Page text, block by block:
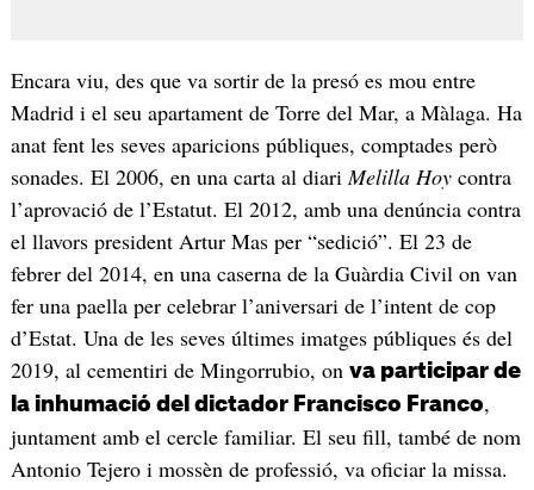
Encara viu, des que va sortir de la presó es mou entre
Madrid i el seu apartament de Torre del Mar, a Màlaga. Ha
anat fent les seves aparicions públiques, comptades però
sonades. El 2006, en una carta al diariMelilla Hoycontra
l’aprovació de l’Estatut. El 2012, amb una denúncia contra
el llavors president Artur Mas per “sedició”. El 23 de
febrer del 2014, en una caserna de la Guàrdia Civil on van
fer una paella per celebrar l’aniversari de l’intent de cop
d’Estat. Una de les seves últimes imatges públiques és del
2019, al cementiri de Mingorrubio, on va participar de
la inhumació del dictador Francisco Franco,
juntament amb el cercle familiar. El seu fill, també de nom
Antonio Tejero i mossèn de professió, va oficiar la missa.